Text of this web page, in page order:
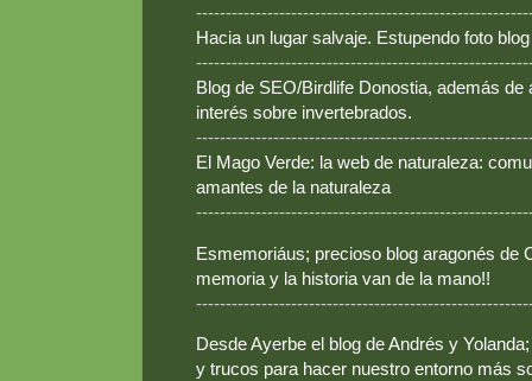
Hacia un lugar salvaje. Estupendo foto
Blog de SEO/Birdlife Donostia, además
interés sobre invertebrados.
El Mago Verde: la web de naturaleza:
amantes de la naturaleza
Esmemoriáus; precioso blog aragonés de
memoria y la historia van de la mano!!
Desde Ayerbe el blog de Andrés y
y trucos para hacer nuestro entorno más